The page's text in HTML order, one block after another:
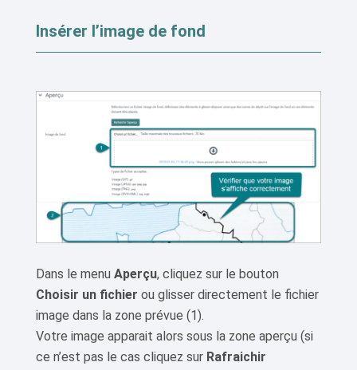
Insérer l’image de fond
Dans le menu Aperçu, cliquez sur le bouton
Choisir un fichier ou glisser directement le fichier
image dans la zone prévue (1).
Votre image apparait alors sous la zone aperçu (si
ce n’est pas le cas cliquez sur Rafraichir